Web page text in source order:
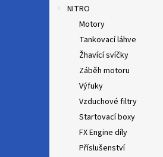
NITRO
Motory
Tankovací láhve
Žhavící svíčky
Záběh motoru
Výfuky
Vzduchové filtry
Startovací boxy
FX Engine díly
Příslušenství